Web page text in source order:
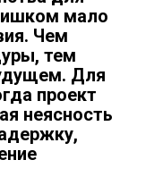
мало
Чем
тем
Для
проект
неясность